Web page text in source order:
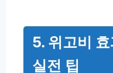
5. 위고비
실전 팁